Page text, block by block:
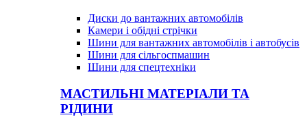
Диски до вантажних автомобілів
Камери і обідні стрічки
Шини для вантажних автомобілів і автобусів
Шини для сільгоспмашин
Шини для спецтехніки
МАСТИЛЬНІ МАТЕРІАЛИ ТА
РІДИНИ